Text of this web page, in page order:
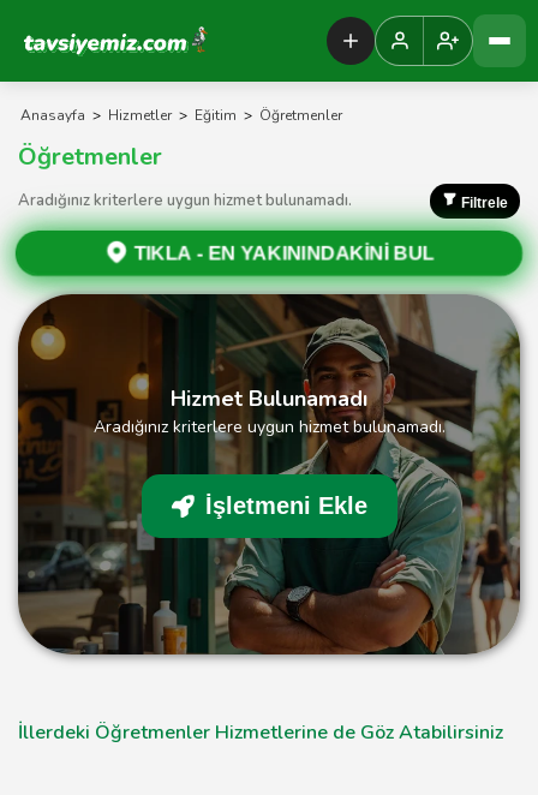
Tavsiyemiz Anasayfa
Anasayfa > Hizmetler > Eğitim > Öğretmenler
Öğretmenler
Aradığınız kriterlere uygun hizmet bulunamadı. Filtrele
TIKLA - EN YAKININDAKİNİ BUL
Hizmet Bulunamadı
Aradığınız kriterlere uygun hizmet bulunamadı.
İşletmeni Ekle
İllerdeki Öğretmenler Hizmetlerine de Göz Atabilirsiniz